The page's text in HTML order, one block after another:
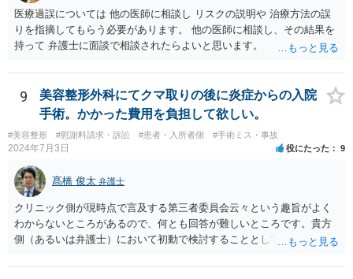
医療過誤については 他の医師に相談し リスクの説明や 治療方法の誤
りを指摘してもらう必要があります。 他の医師に相談し、その結果を
持って 弁護士に面談で相談されたらよいと思います。
9
美容整形外科にてクマ取りの後に炎症からの入院
手術。かかった費用を負担して欲しい。
#美容整形 #慰謝料請求・訴訟 #患者・入所者側 #手術ミス・事故
2024年7月3日 役にたった 9
髙橋 俊太 弁護士
クリニック側が現時点で言及する第三者委員会云々という趣旨がよく
わからないところがあるので、何とも回答が難しいところです。貴方
側（あるいは弁護士）において初動で検討することとしては、クリニ
医師意見聴取などが考えられるかと思います。それらを踏まえてクリ